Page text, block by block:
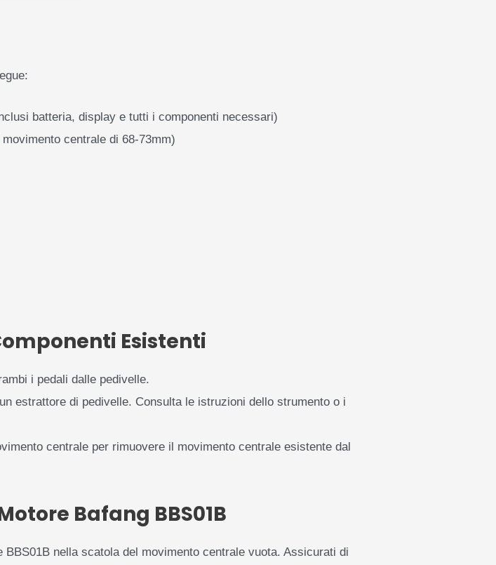
batteria, display e tutti i componenti necessari)
centrale di 68-73mm)
Esistenti
i pedali dalle pedivelle.
estrattore di pedivelle. Consulta le istruzioni dello strumento o i
centrale per rimuovere il movimento centrale esistente dal
Bafang BBS01B
nella scatola del movimento centrale vuota. Assicurati di